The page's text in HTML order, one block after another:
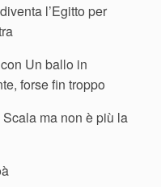
l’Egitto per
Un ballo in
forse fin troppo
ma non è più la